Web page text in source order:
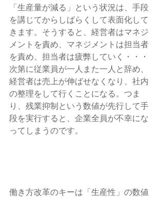
「生産量が減る」という状況は、手段
を講じてからしばらくして表面化して
きます。そうすると、経営者はマネジ
メントを責め、マネジメントは担当者
を責め、担当者は疲弊していく・・・
次第に従業員が一人また一人と辞め、
経営者は売上が伸ばせなくなり、社内
の整理をして行くことになる。つま
り、残業抑制という数値が先行して手
段を実行すると、企業全員が不幸にな
ってしまうのです。
働き方改革のキーは「生産性」の数値